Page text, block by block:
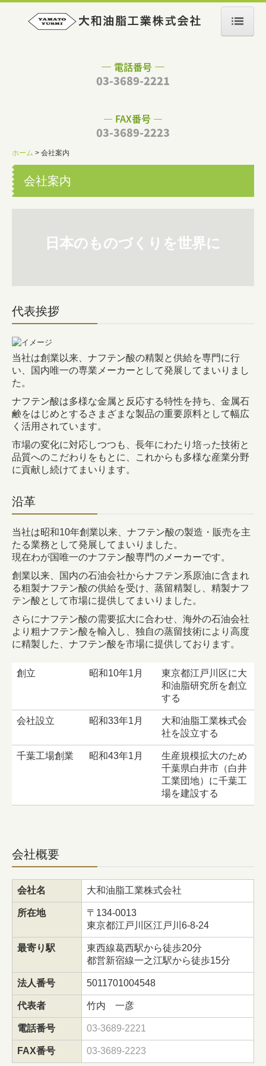
― 電話番号 ―
03-3689-2221
― FAX番号 ―
03-3689-2223
ホーム 会社案内
会社案内
日本のものづくりを世界に
代表挨拶
当社は創業以来、ナフテン酸の精製と供給を専門に行
い、国内唯一の専業メーカーとして発展してまいりまし
た。
ナフテン酸は多様な金属と反応する特性を持ち、金属石
鹸をはじめとするさまざまな製品の重要原料として幅広
く活用されています。
市場の変化に対応しつつも、長年にわたり培った技術と
品質へのこだわりをもとに、これからも多様な産業分野
に貢献し続けてまいります。
沿革
当社は昭和10年創業以来、ナフテン酸の製造・販売を主
たる業務として発展してまいりました。
現在わが国唯一のナフテン酸専門のメーカーです。
創業以来、
国内の石油会社からナフテン系原油に含まれ
る粗製ナフテン酸の供給を受け、蒸留精製し、精製ナフ
テン酸として市場に提供してまいりました。
さらにナフテン酸の需要拡大に合わせ、海外の石油会社
より粗ナフテン酸を輸入し、独自の蒸留技術により高度
に精製した、ナフテン酸を市場に提供しております。
創立 昭和10年1月
東京都江戸川区に大
和油脂研究所を創立
する
会社設立 昭和33年1月
大和油脂工業株式会
社を設立する
千葉工場創業 昭和43年1月
生産規模拡大のため
千葉県白井市（白井
工業団地）に千葉工
場を建設する
会社概要
会社名 大和油脂工業株式会社
所在地
〒134-0013
東京都江戸川区江戸川6-8-24
最寄り駅
東西線葛西駅から徒歩20分
都営新宿線一之江駅から徒歩15分
法人番号 5011701004548
代表者 竹内 一彦
電話番号 03-3689-2221
FAX番号 03-3689-2223